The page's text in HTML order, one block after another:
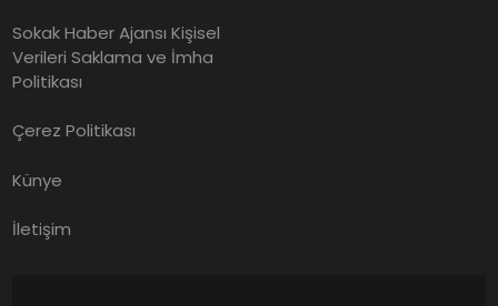
Sokak Haber Ajansı Kişisel
Verileri Saklama ve İmha
Politikası
Çerez Politikası
Künye
İletişim